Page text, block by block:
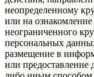
неопределенному
или на
неограниченного
персональных
размещение в
или